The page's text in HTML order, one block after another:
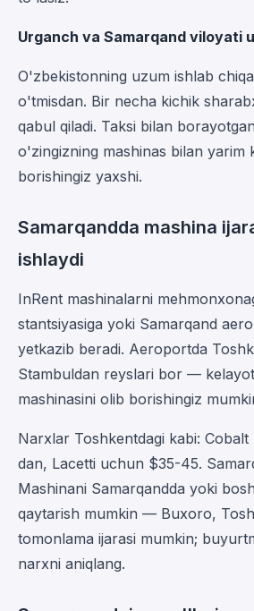
Urganch va Samarqand viloyati
O'zbekistonning uzum ishlab
o'tmisdan. Bir necha kichik
qabul qiladi. Taksi bilan
o'zingizning mashinas bilan yarim
borishingiz yaxshi.
Samarqandda mashina
ishlaydi
InRent mashinalarni
stantsiyasiga yoki Samarqand
yetkazib beradi. Aeroportda
Stambuldan reyslari bor —
mashinasini olib borishingiz
Narxlar Toshkentdagi kabi:
dan, Lacetti uchun $35-45.
Mashinani Samarqandda yoki
qaytarish mumkin — Buxoro,
tomonlama ijarasi mumkin;
narxni aniqlang.